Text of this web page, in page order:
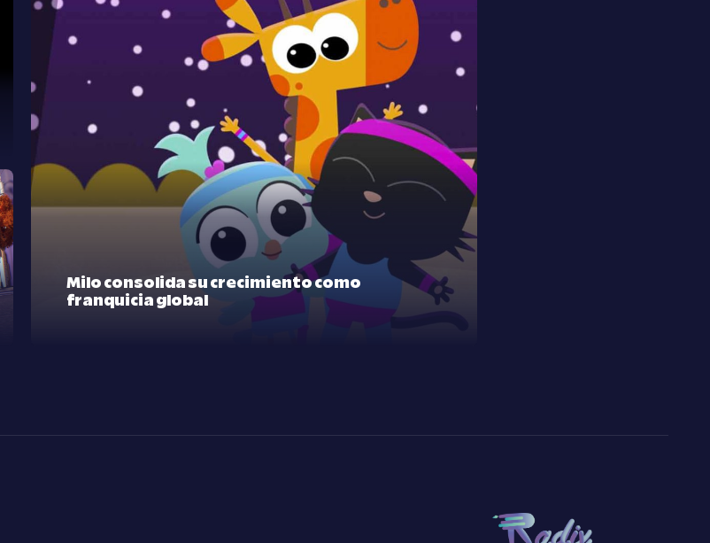
Milo consolida su crecimiento como
franquicia global